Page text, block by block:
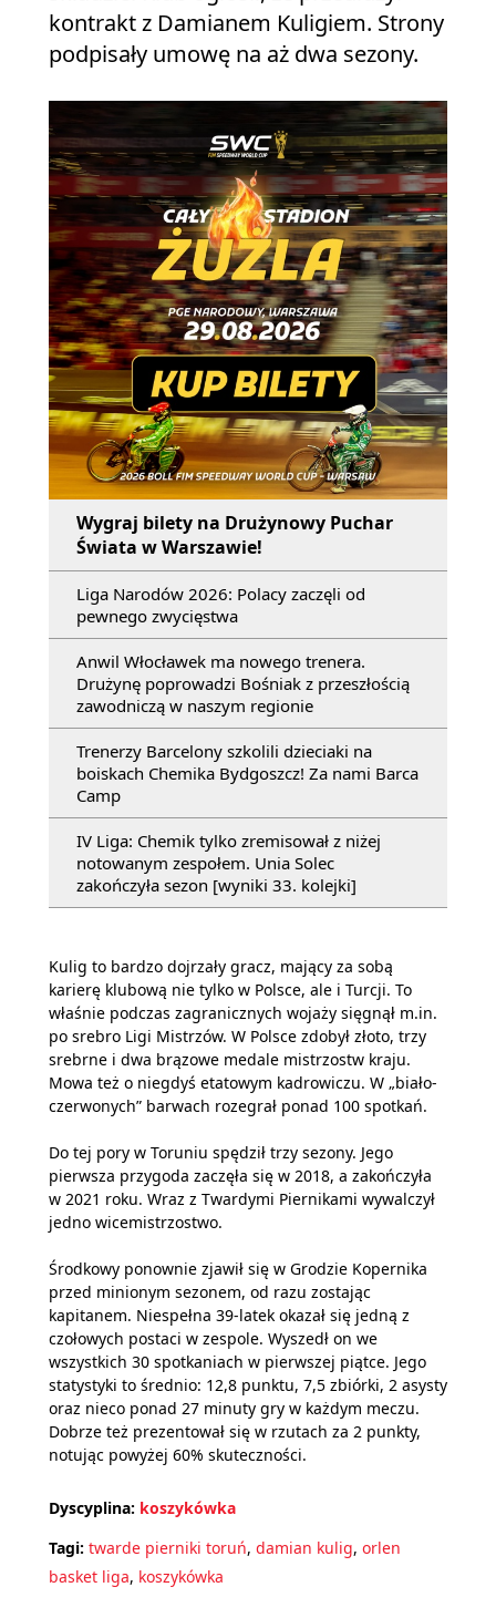
kontrakt z Damianem Kuligiem. Strony
podpisały umowę na aż dwa sezony.
Wygraj bilety na Drużynowy Puchar
Świata w Warszawie!
Liga Narodów 2026: Polacy zaczęli od
pewnego zwycięstwa
Anwil Włocławek ma nowego trenera.
Drużynę poprowadzi Bośniak z przeszłością
zawodniczą w naszym regionie
Trenerzy Barcelony szkolili dzieciaki na
boiskach Chemika Bydgoszcz! Za nami Barca
Camp
IV Liga: Chemik tylko zremisował z niżej
notowanym zespołem. Unia Solec
zakończyła sezon [wyniki 33. kolejki]
Kulig to bardzo dojrzały gracz, mający za sobą
karierę klubową nie tylko w Polsce, ale i Turcji. To
właśnie podczas zagranicznych wojaży sięgnął m.in.
po srebro Ligi Mistrzów. W Polsce zdobył złoto, trzy
srebrne i dwa brązowe medale mistrzostw kraju.
Mowa też o niegdyś etatowym kadrowiczu. W „biało-
czerwonych” barwach rozegrał ponad 100 spotkań.
Do tej pory w Toruniu spędził trzy sezony. Jego
pierwsza przygoda zaczęła się w 2018, a zakończyła
w 2021 roku. Wraz z Twardymi Piernikami wywalczył
jedno wicemistrzostwo.
Środkowy ponownie zjawił się w Grodzie Kopernika
przed minionym sezonem, od razu zostając
kapitanem. Niespełna 39-latek okazał się jedną z
czołowych postaci w zespole. Wyszedł on we
wszystkich 30 spotkaniach w pierwszej piątce. Jego
statystyki to średnio: 12,8 punktu, 7,5 zbiórki, 2 asysty
oraz nieco ponad 27 minuty gry w każdym meczu.
Dobrze też prezentował się w rzutach za 2 punkty,
notując powyżej 60% skuteczności.
Dyscyplina: koszykówka
Tagi: twarde pierniki toruń, damian kulig, orlen
basket liga, koszykówka